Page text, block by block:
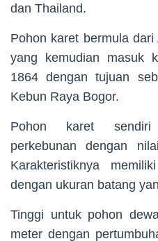
dan Thailand.
Pohon karet bermula
yang kemudian masuk
1864 dengan tujuan
Kebun Raya Bogor.
Pohon karet sendiri
perkebunan dengan
Karakteristiknya
dengan ukuran batang
Tinggi untuk pohon
meter dengan